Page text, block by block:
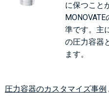
に保つこと
準です。主
の圧力容器
ます。
圧力容器のカスタマイズ事例